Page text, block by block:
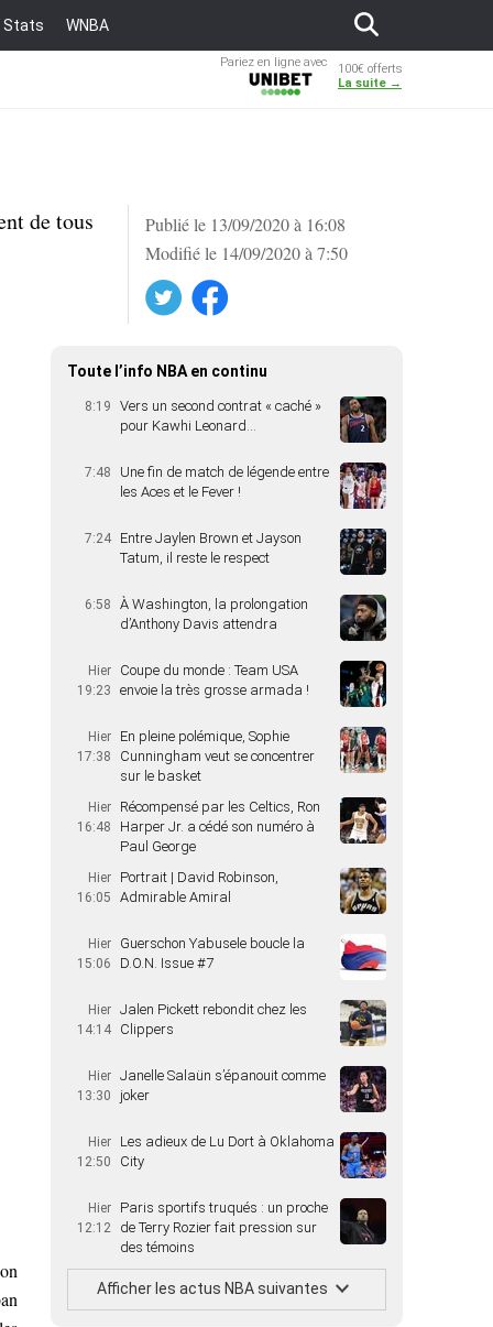
Stats WNBA
Pariez en ligne avec
100€ offerts
La suite →
Publié le 13/09/2020 à 16:08
Modifié le 14/09/2020 à 7:50
Facebook
de tous
Toute l’info NBA en continu
8:19
Vers un second contrat « caché »
pour Kawhi Leonard…
7:48
Une fin de match de légende entre
les Aces et le Fever !
7:24
Entre Jaylen Brown et Jayson
Tatum, il reste le respect
6:58
À Washington, la prolongation
d’Anthony Davis attendra
Hier
19:23
Coupe du monde : Team USA
envoie la très grosse armada !
Hier
17:38
En pleine polémique, Sophie
Cunningham veut se concentrer
sur le basket
Hier
16:48
Récompensé par les Celtics, Ron
Harper Jr. a cédé son numéro à
Paul George
Hier
16:05
Portrait | David Robinson,
Admirable Amiral
Hier
15:06
Guerschon Yabusele boucle la
D.O.N. Issue #7
Hier
14:14
Jalen Pickett rebondit chez les
Clippers
Hier
13:30
Janelle Salaün s’épanouit comme
joker
Hier
12:50
Les adieux de Lu Dort à Oklahoma
City
Hier
12:12
Paris sportifs truqués : un proche
de Terry Rozier fait pression sur
des témoins
Afficher les actus NBA suivantes